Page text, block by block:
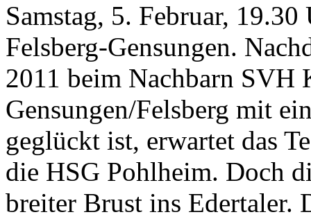
Samstag, 5. Februar,
Felsberg-Gensungen.
2011 beim Nachbarn SVH
Gensungen/Felsberg mit
geglückt ist, erwartet das
die HSG Pohlheim. Doch
breiter Brust ins